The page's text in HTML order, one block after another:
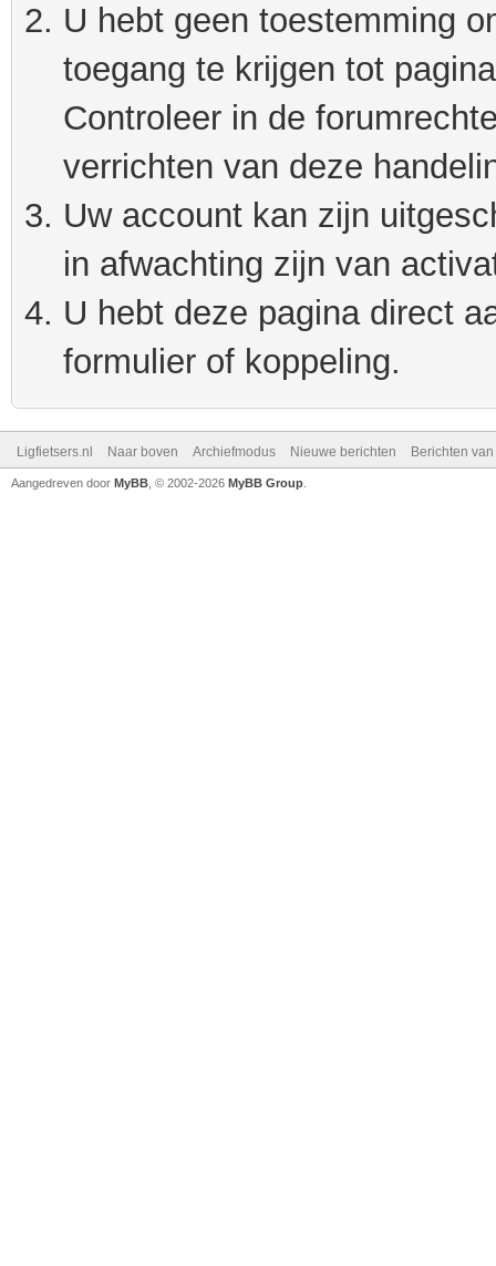
U hebt geen toestemming
toegang te krijgen tot
Controleer in de
verrichten van deze
Uw account kan zijn
in afwachting zijn van
U hebt deze pagina direct
formulier of koppeling.
Ligfietsers.nl Naar boven Archiefmodus Nieuwe berichten Berichten
Aangedreven door MyBB , © 2002-2026 MyBB Group